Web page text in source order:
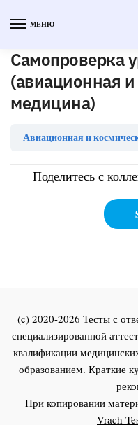
МЕНЮ
Самопроверка
(авиационная
медицина)
Поделитесь с
(c) 2020-2026 Тесты с
специализированной
квалификации
образованием. Краткие
При копировании
Vrach-